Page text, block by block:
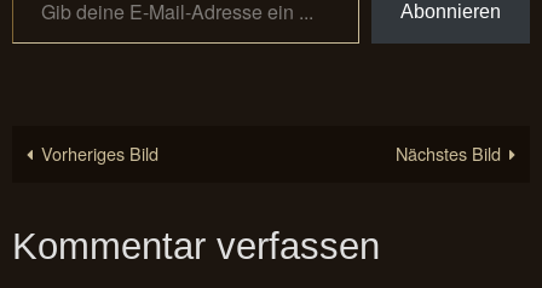
Abonnieren
Vorheriges Bild Nächstes Bild
Kommentar verfassen